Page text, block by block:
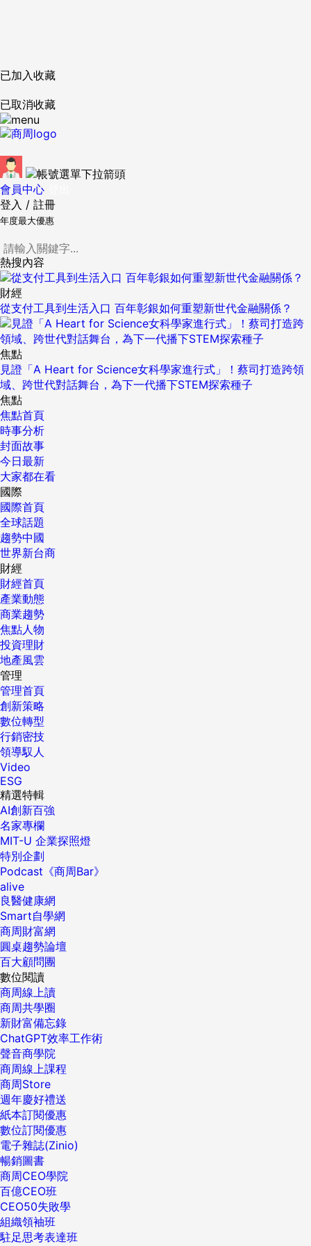
已加入收藏
已取消收藏
會員中心
登入 / 註冊
年度最大優惠
熱搜內容
財經
從支付工具到生活入口 百年彰銀如何重塑新世代金融關係？
焦點
見證「A Heart for Science女科學家進行式」！蔡司打造跨領
域、跨世代對話舞台，為下一代播下STEM探索種子
焦點
焦點首頁
時事分析
封面故事
今日最新
大家都在看
國際
國際首頁
全球話題
趨勢中國
世界新台商
財經
財經首頁
產業動態
商業趨勢
焦點人物
投資理財
地產風雲
管理
管理首頁
創新策略
數位轉型
行銷密技
領導馭人
Video
ESG
精選特輯
AI創新百強
名家專欄
MIT-U 企業探照燈
特別企劃
Podcast《商周Bar》
alive
良醫健康網
Smart自學網
商周財富網
圓桌趨勢論壇
百大顧問團
數位閱讀
商周線上讀
商周共學圈
新財富備忘錄
ChatGPT效率工作術
聲音商學院
商周線上課程
商周Store
週年慶好禮送
紙本訂閱優惠
數位訂閱優惠
電子雜誌(Zinio)
暢銷圖書
商周CEO學院
百億CEO班
CEO50失敗學
組織領袖班
駐足思考表達班